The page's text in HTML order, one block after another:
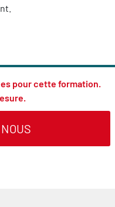
pour cette formation.